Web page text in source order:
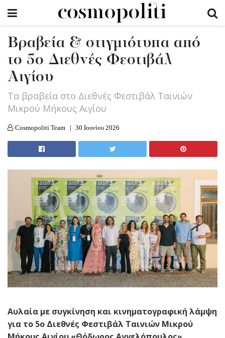
Βραβεία & στιγμιότυπα από
το 5ο Διεθνές Φεστιβάλ
Αιγίου
Τα βραβεία στο Διεθνές Φεστιβάλ Ταινιών
Μικρού Μήκους Αιγίου
Cosmopoliti Team 30 Ιουνίου 2026
Αυλαία με συγκίνηση και κινηματογραφική λάμψη
για το 5ο Διεθνές Φεστιβάλ Ταινιών Μικρού